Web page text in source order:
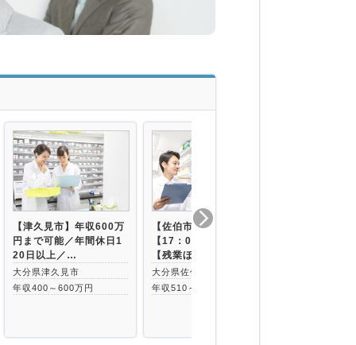
【津久見市】年収600万
円まで可能／年間休日1
20日以上／…
大分県津久見市
年収400～600万円
【佐伯市】【病院求人】
【17：00まで勤務】
【残業ほぼ無し】
大分県佐伯市
年収510～660万円